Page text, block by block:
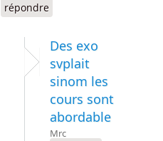
répondre
Des exo
svplait
sinom les
cours sont
abordable
Mrc